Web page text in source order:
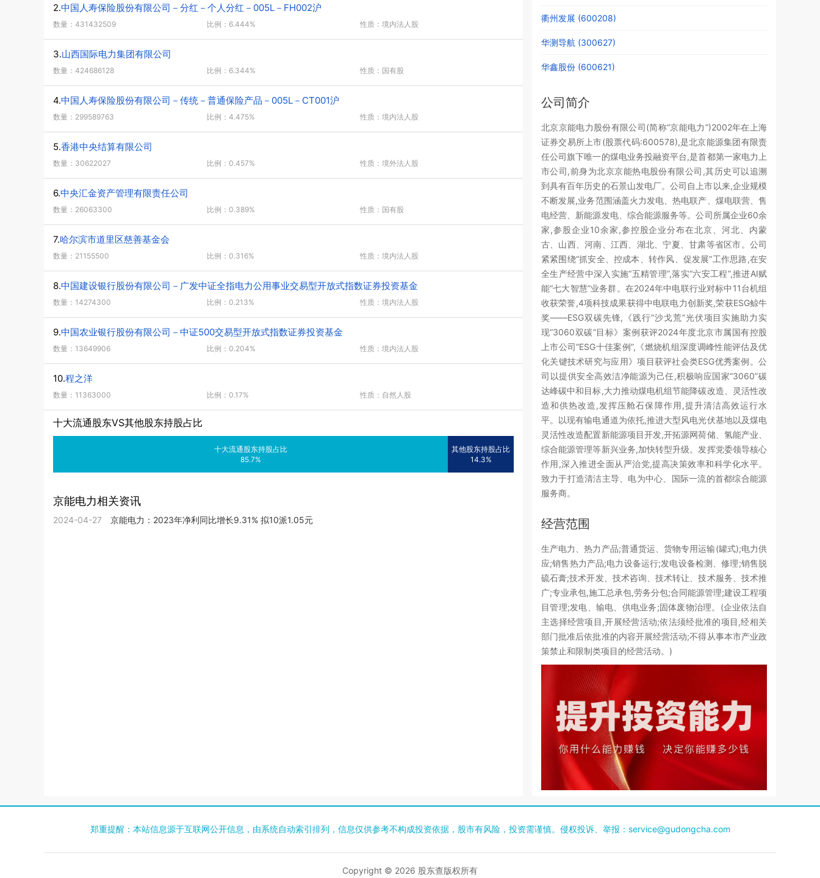
2.中国人寿保险股份有限公司－分红－个人分红－005L－FH002沪
数量：431432509 比例：6.444% 性质：境内法人股
3.山西国际电力集团有限公司
数量：424686128 比例：6.344% 性质：国有股
4.中国人寿保险股份有限公司－传统－普通保险产品－005L－CT001沪
数量：299589763 比例：4.475% 性质：境内法人股
5.香港中央结算有限公司
数量：30622027 比例：0.457% 性质：境外法人股
6.中央汇金资产管理有限责任公司
数量：26063300 比例：0.389% 性质：国有股
7.哈尔滨市道里区慈善基金会
数量：21155500 比例：0.316% 性质：境内法人股
8.中国建设银行股份有限公司－广发中证全指电力公用事业交易型开放式指数证券投资基金
数量：14274300 比例：0.213% 性质：境内法人股
9.中国农业银行股份有限公司－中证500交易型开放式指数证券投资基金
数量：13649906 比例：0.204% 性质：境内法人股
10.程之洋
数量：11363000 比例：0.17% 性质：自然人股
十大流通股东VS其他股东持股占比
十大流通股东持股占比
85.7%
其他股东持股占比
14.3%
京能电力相关资讯
2024-04-27 京能电力：2023年净利同比增长9.31% 拟10派1.05元
衢州发展 (600208)
华测导航 (300627)
华鑫股份 (600621)
公司简介
北京京能电力股份有限公司(简称“京能电力”)2002年在上海
证券交易所上市(股票代码:600578),是北京能源集团有限责
任公司旗下唯一的煤电业务投融资平台,是首都第一家电力上
市公司,前身为北京京能热电股份有限公司,其历史可以追溯
到具有百年历史的石景山发电厂。公司自上市以来,企业规模
不断发展,业务范围涵盖火力发电、热电联产、煤电联营、售
电经营、新能源发电、综合能源服务等。公司所属企业60余
家,参股企业10余家,参控股企业分布在北京、河北、内蒙
古、山西、河南、江西、湖北、宁夏、甘肃等省区市。公司
紧紧围绕“抓安全、控成本、转作风、促发展”工作思路,在安
全生产经营中深入实施“五精管理”,落实“六安工程”,推进AI赋
能“七大智慧”业务群。在2024年中电联行业对标中11台机组
收获荣誉,4项科技成果获得中电联电力创新奖,荣获ESG鲸牛
奖——ESG双碳先锋,《践行“沙戈荒”光伏项目实施助力实
现“3060双碳”目标》案例获评2024年度北京市属国有控股
上市公司“ESG十佳案例”,《燃烧机组深度调峰性能评估及优
化关键技术研究与应用》项目获评社会类ESG优秀案例。公
司以提供安全高效洁净能源为己任,积极响应国家“3060”碳
达峰碳中和目标,大力推动煤电机组节能降碳改造、灵活性改
造和供热改造,发挥压舱石保障作用,提升清洁高效运行水
平。以现有输电通道为依托,推进大型风电光伏基地以及煤电
灵活性改造配置新能源项目开发,开拓源网荷储、氢能产业、
综合能源管理等新兴业务,加快转型升级。发挥党委领导核心
作用,深入推进全面从严治党,提高决策效率和科学化水平。
致力于打造清洁主导、电为中心、国际一流的首都综合能源
服务商。
经营范围
生产电力、热力产品;普通货运、货物专用运输(罐式);电力供
应;销售热力产品;电力设备运行;发电设备检测、修理;销售脱
硫石膏;技术开发、技术咨询、技术转让、技术服务、技术推
广;专业承包,施工总承包,劳务分包;合同能源管理;建设工程项
目管理;发电、输电、供电业务;固体废物治理。(企业依法自
主选择经营项目,开展经营活动;依法须经批准的项目,经相关
部门批准后依批准的内容开展经营活动;不得从事本市产业政
策禁止和限制类项目的经营活动。)
郑重提醒：本站信息源于互联网公开信息，由系统自动索引排列，信息仅供参考不构成投资依据，股市有风险，投资需谨慎。侵权投诉、举报： service@gudongcha.com
Copyright © 2026 股东查版权所有